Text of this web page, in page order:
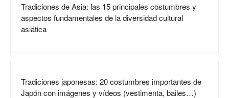
Tradiciones de Asia: las 15 principales costumbres y
aspectos fundamentales de la diversidad cultural
asiática
Tradiciones japonesas: 20 costumbres importantes de
Japón con imágenes y vídeos (vestimenta, bailes…)